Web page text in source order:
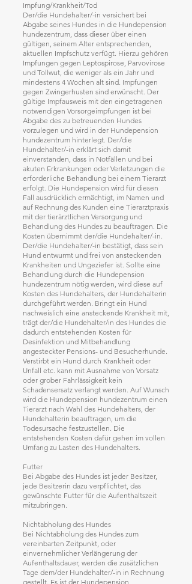
Impfung/Krankheit/Tod
Der/die Hundehalter/-in versichert bei
Abgabe seines Hundes in die Hundepension
hundezentrum, dass dieser über einen
gültigen, seinem Alter entsprechenden,
aktuellen Impfschutz verfügt. Hierzu gehören
Impfungen gegen Leptospirose, Parvovirose
und Tollwut, die weniger als ein Jahr und
mindestens 4 Wochen alt sind. Impfungen
gegen Zwingerhusten sind erwünscht. Der
gültige Impfausweis mit den eingetragenen
notwendigen Vorsorgeimpfungen ist bei
Abgabe des zu betreuenden Hundes
vorzulegen und wird in der Hundepension
hundezentrum hinterlegt. Der/die
Hundehalter/-in erklärt sich damit
einverstanden, dass in Notfällen und bei
akuten Erkrankungen oder Verletzungen die
erforderliche Behandlung bei einem Tierarzt
erfolgt. Die Hundepension wird für diesen
Fall ausdrücklich ermächtigt, im Namen und
auf Rechnung des Kunden eine Tierarztpraxis
mit der tierärztlichen Versorgung und
Behandlung des Hundes zu beauftragen. Die
Kosten übernimmt der/die Hundehalter/-in.
Der/die Hundehalter/-in bestätigt, dass sein
Hund entwurmt und frei von ansteckenden
Krankheiten und Ungeziefer ist. Sollte eine
Behandlung durch die Hundepension
hundezentrum nötig werden, wird diese auf
Kosten des Hundehalters, der Hundehalterin
durchgeführt werden. Bringt ein Hund
nachweislich eine ansteckende Krankheit mit,
trägt der/die Hundehalter/in des Hundes die
dadurch entstehenden Kosten für
Desinfektion und Mitbehandlung
angesteckter Pensions- und Besucherhunde.
Verstirbt ein Hund durch Krankheit oder
Unfall etc. kann mit Ausnahme von Vorsatz
oder grober Fahrlässigkeit kein
Schadensersatz verlangt werden. Auf Wunsch
wird die Hundepension hundezentrum einen
Tierarzt nach Wahl des Hundehalters, der
Hundehalterin beauftragen, um die
Todesursache festzustellen. Die
entstehenden Kosten dafür gehen im vollen
Umfang zu Lasten des Hundehalters.
Futter
Bei Abgabe des Hundes ist jeder Besitzer,
jede Besitzerin dazu verpflichtet, das
gewünschte Futter für die Aufenthaltszeit
mitzubringen.
Nichtabholung des Hundes
Bei Nichtabholung des Hundes zum
vereinbarten Zeitpunkt, oder
einvernehmlicher Verlängerung der
Aufenthaltsdauer, werden die zusätzlichen
Tage dem/der Hundehalter/-in in Rechnung
gestellt. Es ist der Hundepension